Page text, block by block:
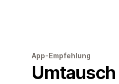
App-Empfehlung
Umtausch